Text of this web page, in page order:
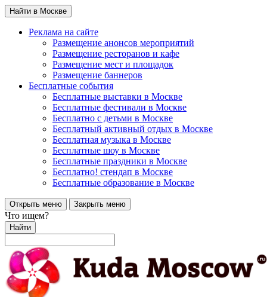
Найти в Москве
Реклама на сайте
Размещение анонсов мероприятий
Размещение ресторанов и кафе
Размещение мест и площадок
Размещение баннеров
Бесплатные события
Бесплатные выставки в Москве
Бесплатные фестивали в Москве
Бесплатно с детьми в Москве
Бесплатный активный отдых в Москве
Бесплатная музыка в Москве
Бесплатные шоу в Москве
Бесплатные праздники в Москве
Бесплатно! стендап в Москве
Бесплатные образование в Москве
Открыть меню Закрыть меню
Что ищем?
Найти